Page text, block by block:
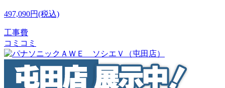
497,090円(税込)
工事費
コミコミ